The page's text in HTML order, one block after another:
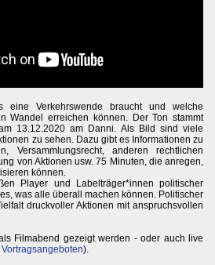
Verkehrswende braucht und welche
Wandel erreichen können. Der Ton stammt
13.12.2020 am Danni. Als Bild sind viele
zu sehen. Dazu gibt es Informationen zu
Versammlungsrecht, anderen rechtlichen
von Aktionen usw. 75 Minuten, die anregen,
können.
Player und Labelträger*innen politischer
was alle überall machen können. Politischer
druckvoller Aktionen mit anspruchsvollen
Filmabend gezeigt werden - oder auch live
).